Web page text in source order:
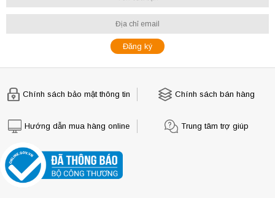
Chính sách bảo mật thông tin Chính sách bán hàng
Hướng dẫn mua hàng online Trung tâm trợ giúp